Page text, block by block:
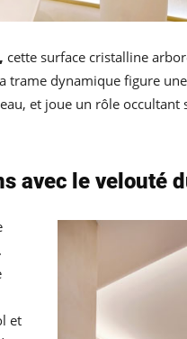
cette surface cristalline
trame dynamique figure
et joue un rôle
avec le velouté
et